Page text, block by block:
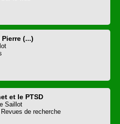
(...)
et le PTSD
Saillot
de recherche